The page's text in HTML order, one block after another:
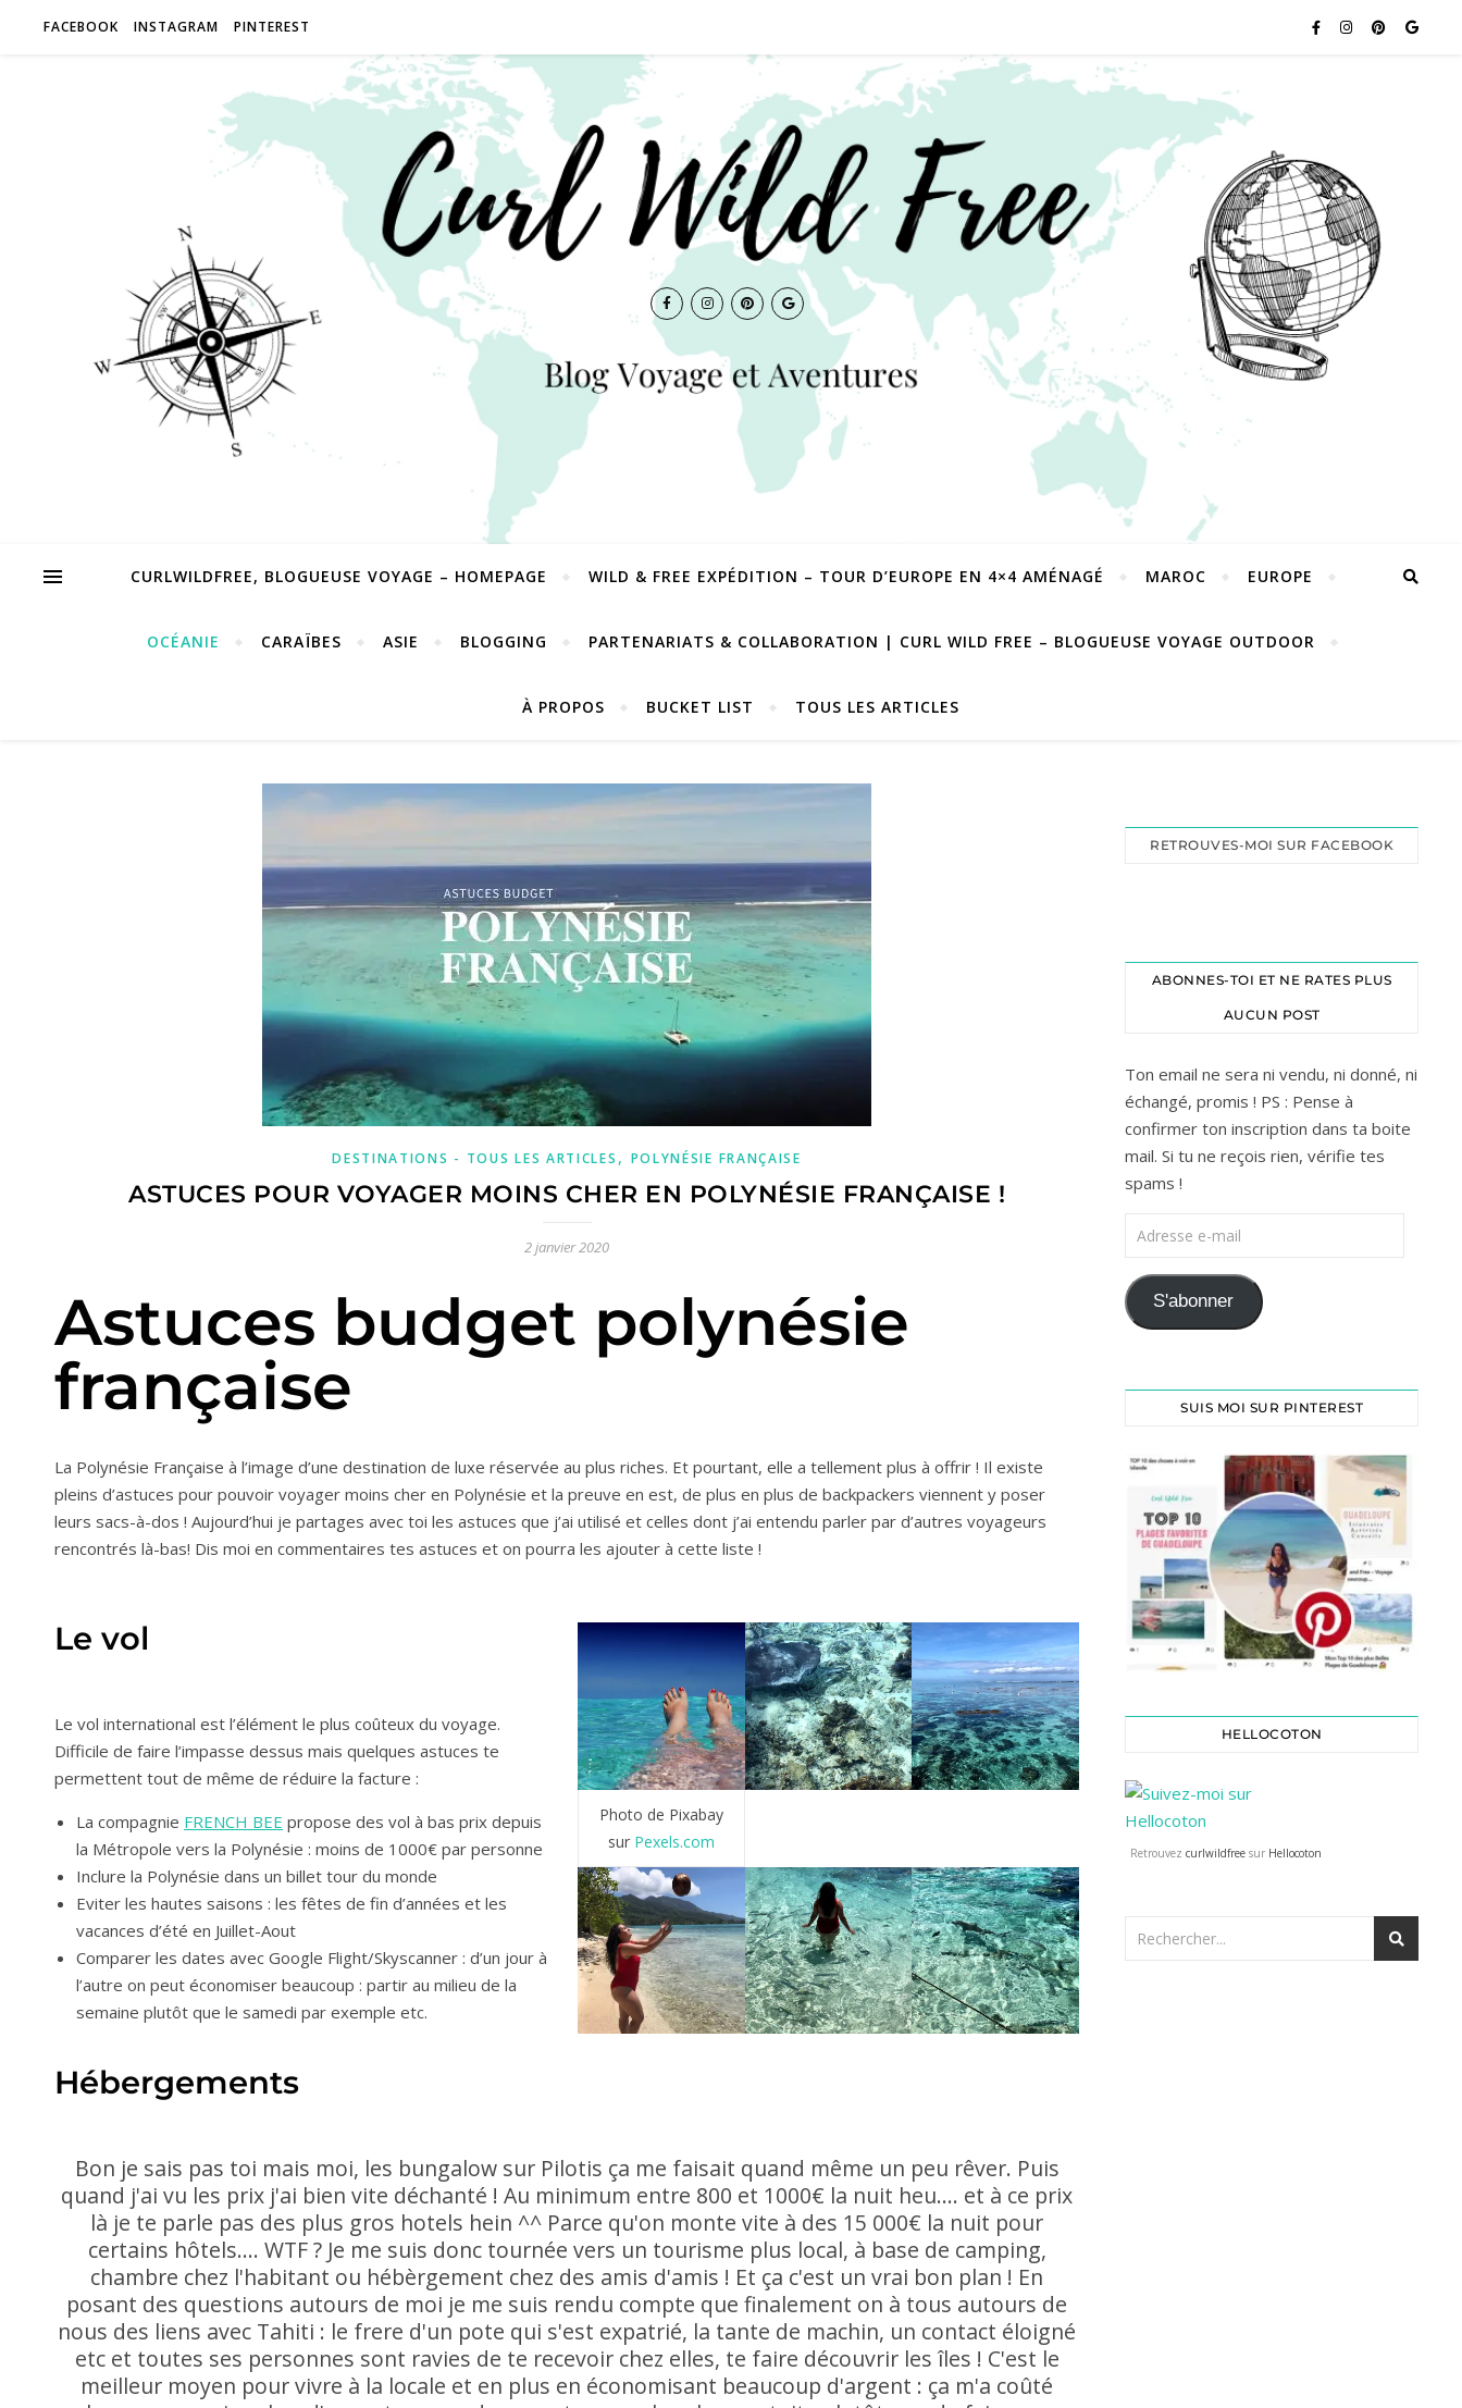
FACEBOOK INSTAGRAM PINTEREST
CURLWILDFREE, BLOGUEUSE VOYAGE – HOMEPAGE WILD & FREE EXPÉDITION – TOUR D’EUROPE EN 4×4 AMÉNAGÉ MAROC EUROPE
OCÉANIE CARAÏBES ASIE BLOGGING PARTENARIATS & COLLABORATION | CURL WILD FREE – BLOGUEUSE VOYAGE OUTDOOR
À PROPOS BUCKET LIST TOUS LES ARTICLES
DESTINATIONS - TOUS LES ARTICLES , POLYNÉSIE FRANÇAISE
ASTUCES POUR VOYAGER MOINS CHER EN POLYNÉSIE FRANÇAISE !
2 janvier 2020
Astuces budget polynésie
française
La Polynésie Française à l’image d’une destination de luxe réservée au plus riches. Et pourtant, elle a tellement plus à offrir ! Il existe
pleins d’astuces pour pouvoir voyager moins cher en Polynésie et la preuve en est, de plus en plus de backpackers viennent y poser
leurs sacs-à-dos ! Aujourd’hui je partages avec toi les astuces que j’ai utilisé et celles dont j’ai entendu parler par d’autres voyageurs
rencontrés là-bas! Dis moi en commentaires tes astuces et on pourra les ajouter à cette liste !
Le vol
Le vol international est l’élément le plus coûteux du voyage.
Difficile de faire l’impasse dessus mais quelques astuces te
permettent tout de même de réduire la facture :
La compagnie FRENCH BEE propose des vol à bas prix depuis
la Métropole vers la Polynésie : moins de 1000€ par personne
Inclure la Polynésie dans un billet tour du monde
Eviter les hautes saisons : les fêtes de fin d’années et les
vacances d’été en Juillet-Aout
Comparer les dates avec Google Flight/Skyscanner : d’un jour à
l’autre on peut économiser beaucoup : partir au milieu de la
semaine plutôt que le samedi par exemple etc.
Photo de Pixabay
sur Pexels.com
Hébergements
Bon je sais pas toi mais moi, les bungalow sur Pilotis ça me faisait quand même un peu rêver. Puis
quand j'ai vu les prix j'ai bien vite déchanté ! Au minimum entre 800 et 1000€ la nuit heu.... et à ce prix
là je te parle pas des plus gros hotels hein ^^ Parce qu'on monte vite à des 15 000€ la nuit pour
certains hôtels.... WTF ? Je me suis donc tournée vers un tourisme plus local, à base de camping,
chambre chez l'habitant ou hébèrgement chez des amis d'amis ! Et ça c'est un vrai bon plan ! En
posant des questions autours de moi je me suis rendu compte que finalement on à tous autours de
nous des liens avec Tahiti : le frere d'un pote qui s'est expatrié, la tante de machin, un contact éloigné
etc et toutes ses personnes sont ravies de te recevoir chez elles, te faire découvrir les îles ! C'est le
meilleur moyen pour vivre à la locale et en plus en économisant beaucoup d'argent : ça m'a coûté
RETROUVES-MOI SUR FACEBOOK
ABONNES-TOI ET NE RATES PLUS
AUCUN POST
Ton email ne sera ni vendu, ni donné, ni
échangé, promis ! PS : Pense à
confirmer ton inscription dans ta boite
mail. Si tu ne reçois rien, vérifie tes
spams !
S'abonner
SUIS MOI SUR PINTEREST
HELLOCOTON
Retrouvez curlwildfree sur Hellocoton